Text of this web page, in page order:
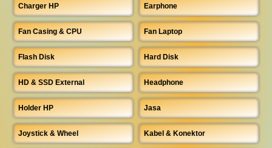
Charger HP Earphone
Fan Casing & CPU Fan Laptop
Flash Disk Hard Disk
HD & SSD External Headphone
Holder HP Jasa
Joystick & Wheel Kabel & Konektor